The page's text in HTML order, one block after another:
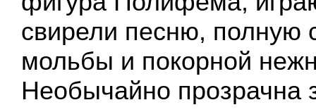
свирели песню, полную
мольбы и покорной
Необычайно прозрачна